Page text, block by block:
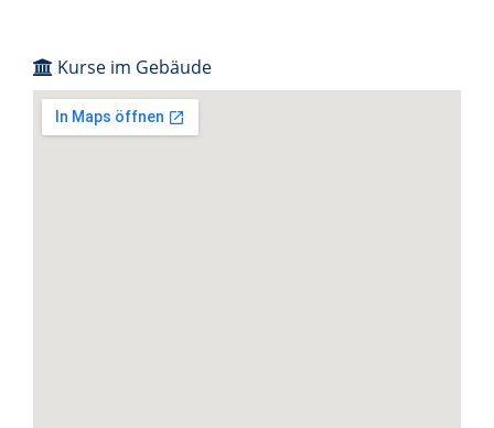
Kurse im Gebäude